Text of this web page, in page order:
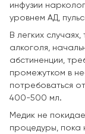
инфузии
уровнем АД,
В легких
алкоголя,
абстиненции,
промежутком в
потребоваться
400-500 мл.
Медик не
процедуры, пока